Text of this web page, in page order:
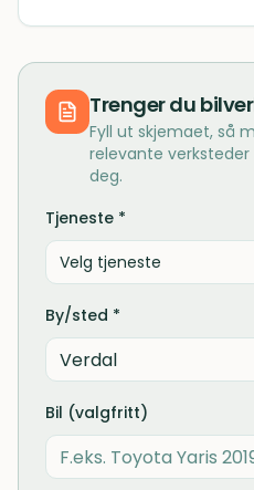
Trenger du
Fyll ut skjemaet, så
relevante
deg.
Tjeneste *
Velg tjeneste
By/sted *
Bil (valgfritt)